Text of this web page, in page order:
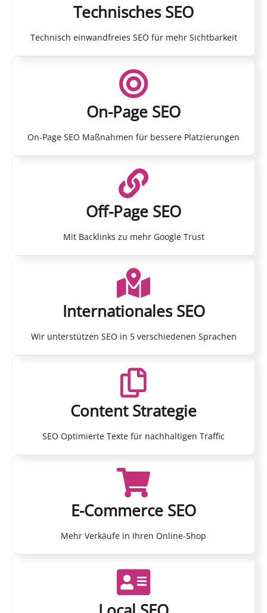
Technisches SEO
Technisch einwandfreies SEO für mehr Sichtbarkeit
On-Page SEO
On-Page SEO Maßnahmen für bessere Platzierungen
Off-Page SEO
Mit Backlinks zu mehr Google Trust
Internationales SEO
Wir unterstützen SEO in 5 verschiedenen Sprachen
Content Strategie
SEO Optimierte Texte für nachhaltigen Traffic
E-Commerce SEO
Mehr Verkäufe in Ihren Online-Shop